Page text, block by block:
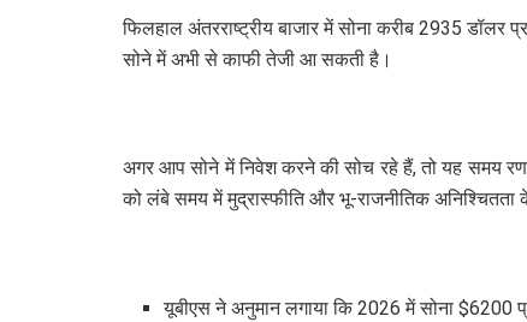
फिलहाल अंतरराष्ट्रीय बाजार में सोना करीब 2935
सोने में अभी से काफी तेजी आ सकती है।
अगर आप सोने में निवेश करने की सोच रहे हैं, तो यह समय
को लंबे समय में मुद्रास्फीति और भू-राजनीतिक
यूबीएस ने अनुमान लगाया कि 2026 में सोना